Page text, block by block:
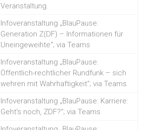
Veranstaltung.
Infoveranstaltung „BlauPause:
Generation Z(DF) – Informationen für
Uneingeweihte“; via Teams
Infoveranstaltung „BlauPause:
Öffentlich-rechtlicher Rundfunk – sich
wehren mit Wahrhaftigkeit“; via Teams
Infoveranstaltung „BlauPause: Karriere:
Geht’s noch, ZDF?“; via Teams